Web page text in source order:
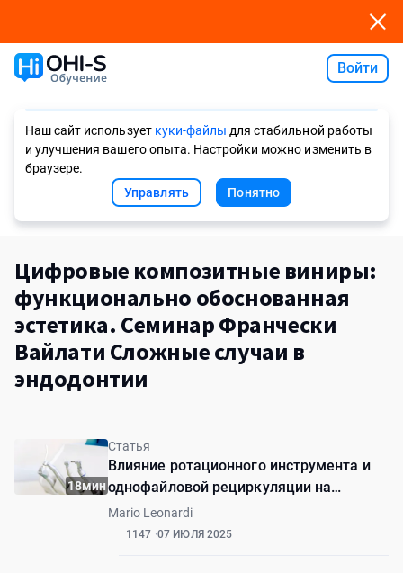
Войти
Наш сайт использует куки-файлы для стабильной работы
и улучшения вашего опыта. Настройки можно изменить в
браузере.
Управлять
Понятно
Цифровые композитные виниры:
функционально обоснованная
эстетика. Семинар Франчески
Вайлати Сложные случаи в
эндодонтии
18мин
Статья
Влияние ротационного инструмента и
однофайловой рециркуляции на
снижение количества бактерий в
инфицированных корневых каналах
Mario Leonardi
1147 07 ИЮЛЯ 2025